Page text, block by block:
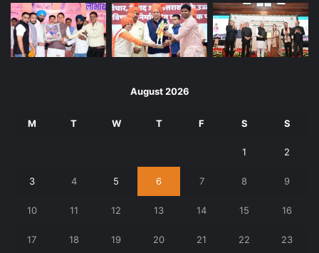
August 2026
M T W T F S S
1 2
3 4 5 6 7 8 9
10 11 12 13 14 15 16
17 18 19 20 21 22 23